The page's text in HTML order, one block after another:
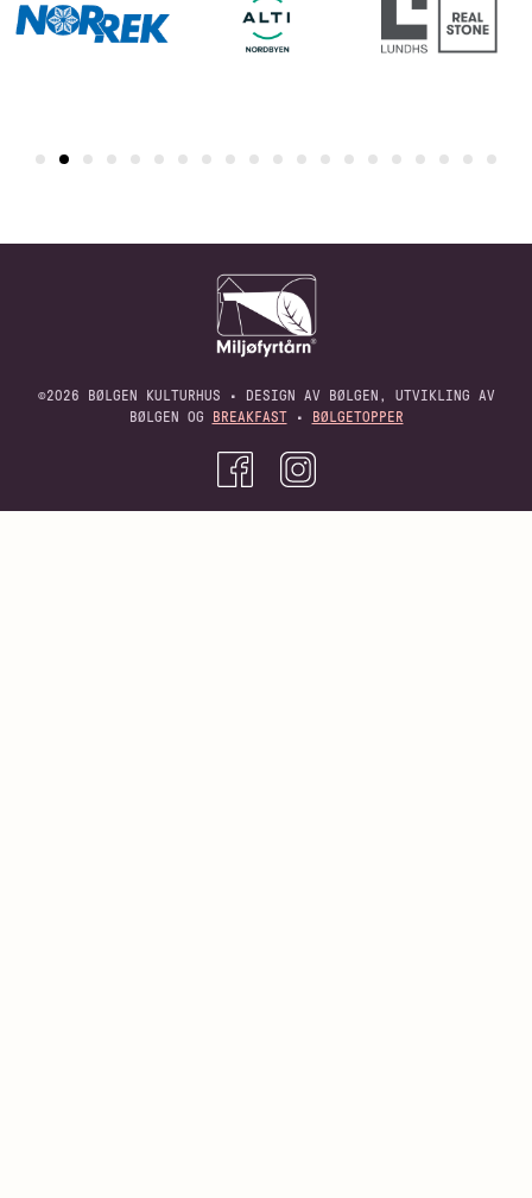
©2026 BØLGEN KULTURHUS • DESIGN AV BØLGEN, UTVIKLING AV
BØLGEN OG
BREAKFAST• BØLGETOPPER